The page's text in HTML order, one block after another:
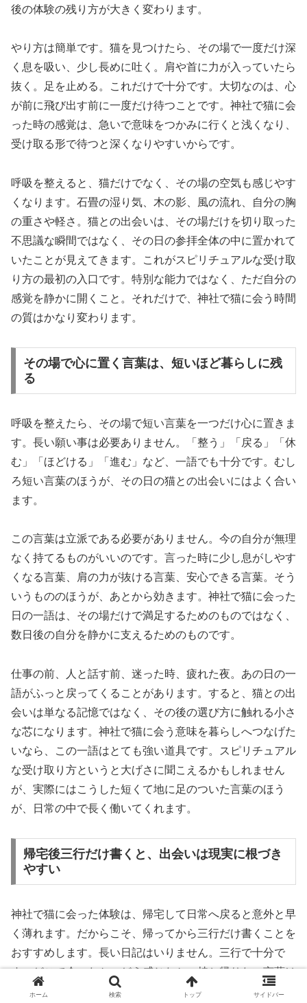
後の体験の残り方が大きく変わります。
やり方は簡単です。猫を見つけたら、その場で一度だけ深
く息を吸い、少し長めに吐く。肩や首に力が入っていたら
抜く。足を止める。これだけで十分です。大切なのは、心
が前に飛び出す前に一度だけ待つことです。神社で猫に会
った時の感覚は、急いで意味をつかみに行くと浅くなり、
受け取る形で待つと深くなりやすいからです。
呼吸を整えると、猫だけでなく、その場の空気も感じやす
くなります。石畳の湿り気、木の影、風の流れ、自分の胸
の重さや軽さ。猫との出会いは、その場だけを切り取った
不思議な瞬間ではなく、その日の参拝全体の中に置かれて
いたことが見えてきます。これがスピリチュアルな受け取
り方の最初の入口です。特別な能力ではなく、ただ自分の
感覚を静かに開くこと。それだけで、神社で猫に会う時間
の質はかなり変わります。
その場で心に置く言葉は、短いほど暮らしに残
る
呼吸を整えたら、その場で短い言葉を一つだけ心に置きま
す。長い願い事は必要ありません。「整う」「戻る」「休
む」「ほどける」「進む」など、一語でも十分です。むし
ろ短い言葉のほうが、その日の猫との出会いにはよく合い
ます。
この言葉は立派である必要がありません。今の自分が無理
なく持てるものがいいのです。言った時に少し息がしやす
くなる言葉、肩の力が抜ける言葉、安心できる言葉。そう
いうもののほうが、あとから効きます。神社で猫に会った
日の一語は、その場だけで満足するためのものではなく、
数日後の自分を静かに支えるためのものです。
仕事の前、人と話す前、迷った時、疲れた夜。あの日の一
語がふっと戻ってくることがあります。すると、猫との出
会いは単なる記憶ではなく、その後の選び方に触れる小さ
な芯になります。神社で猫に会う意味を暮らしへつなげた
いなら、この一語はとても強い道具です。スピリチュアル
な受け取り方というと大げさに聞こえるかもしれません
が、実際にはこうした短くて地に足のついた言葉のほう
が、日常の中で長く働いてくれます。
帰宅後三行だけ書くと、出会いは現実に根づき
やすい
神社で猫に会った体験は、帰宅して日常へ戻ると意外と早
く薄れます。だからこそ、帰ってから三行だけ書くことを
おすすめします。長い日記はいりません。三行で十分で
す。どこで会ったか、どう感じたか、持ち帰りたい言葉は
何か。この三つだけで、体験は急に現実の中に置かれま
ホーム 検索 トップ サイドバー